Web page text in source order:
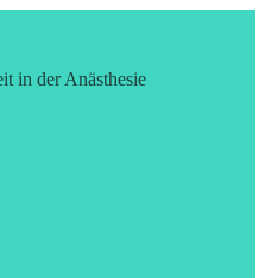
in der Anästhesie